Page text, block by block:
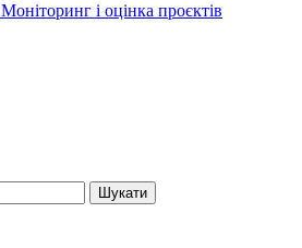
Моніторинг і оцінка проєктів